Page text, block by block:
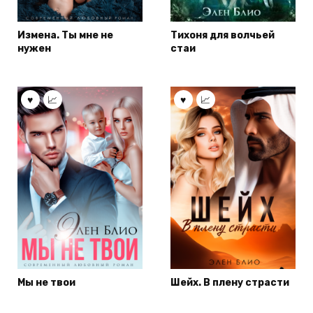
Измена. Ты мне не
нужен
Тихоня для волчьей
стаи
Мы не твои Шейх. В плену страсти